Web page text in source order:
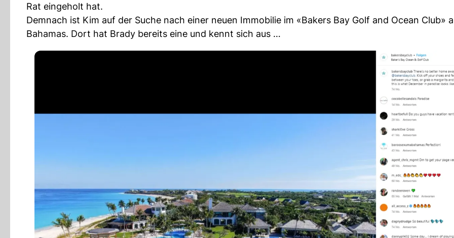
Rat eingeholt hat.
Demnach ist Kim auf der Suche nach einer neuen Immobilie im «Bakers Bay Golf and Ocean Club»
Bahamas. Dort hat Brady bereits eine und kennt sich aus …